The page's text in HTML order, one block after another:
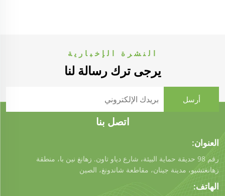
النشرة الإخبارية
يرجى ترك رسالة لنا
اتصل بنا
العنوان:
رقم 98 حديقة حماية البيئة، شارع دياو تاون. زهانغ نين با، منطقة
زهانغتشيو، مدينة جينان، مقاطعة شاندونغ، الصين
الهاتف: